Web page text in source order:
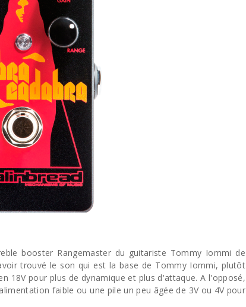
booster Rangemaster du guitariste Tommy Iommi de
trouvé le son qui est la base de Tommy Iommi, plutôt
18V pour plus de dynamique et plus d'attaque. A l'opposé,
faible ou une pile un peu âgée de 3V ou 4V pour